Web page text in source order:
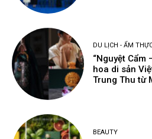
DU LỊCH - ẨM
“Nguyệt Cẩm
hoa di sản
Trung Thu từ
BEAUTY